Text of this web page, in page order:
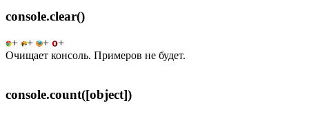
console.clear()
+ + +
+
Очищает консоль. Примеров не будет.
console.count([object])